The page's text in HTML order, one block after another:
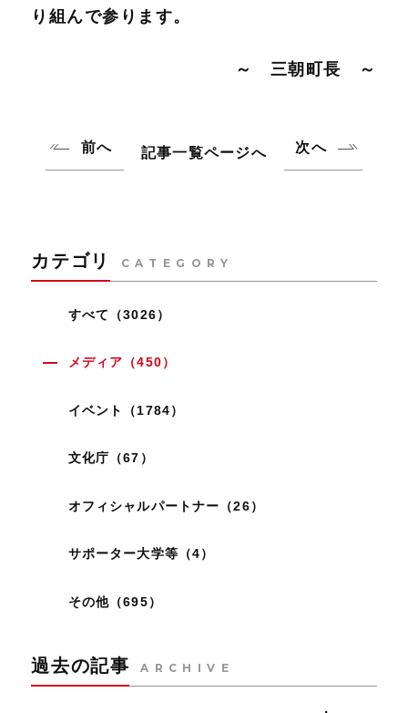
り組んで参ります。
～ 三朝町長 ～
前へ 記事一覧ページへ 次へ
カテゴリ CATEGORY
すべて（3026）
メディア（450）
イベント（1784）
文化庁（67）
オフィシャルパートナー（26）
サポーター大学等（4）
その他（695）
過去の記事 ARCHIVE